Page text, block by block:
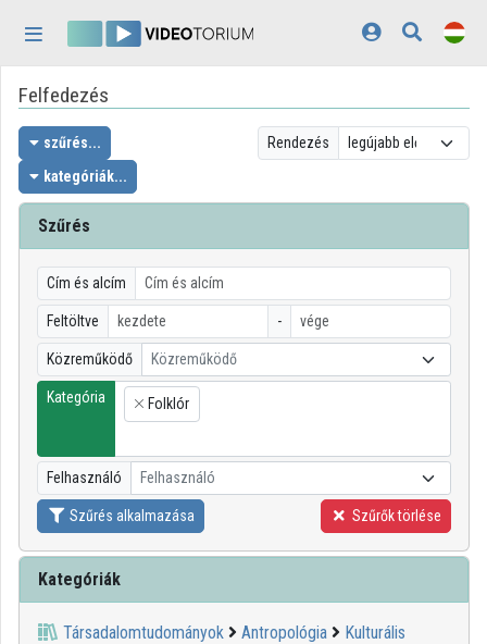
Kezdőlap
Bejelentkezés
Felfedezés
Kategóriák
Lejátszási listák
Intézmények
Közreműködők
világos
Felfedezés
szűrés...
kategóriák...
Rendezés
Szűrés
Cím és alcím
Feltöltve -
Közreműködő Közreműködő
Kategória
×
Folklór
Felhasználó Felhasználó
Szűrés alkalmazása Szűrők törlése
Kategóriák
Társadalomtudományok Antropológia
Kulturális